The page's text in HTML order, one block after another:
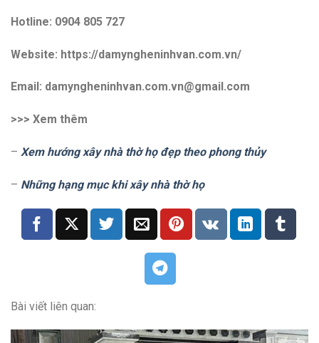
Hotline: 0904 805 727
Website: https://damyngheninhvan.com.vn/
Email: damyngheninhvan.com.vn@gmail.com
>>> Xem thêm
– Xem hướng xây nhà thờ họ đẹp theo phong thủy
– Những hạng mục khi xây nhà thờ họ
Bài viết liên quan: